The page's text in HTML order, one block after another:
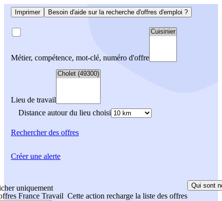
Imprimer Besoin d'aide sur la recherche d'offres d'emploi ?
Métier, compétence, mot-clé, numéro d'offre
Lieu de travail
Distance autour du lieu choisi
Rechercherdes offres
uniquement
France Travail Cette action recharge la liste des offres
Qui sont
Créer une alerte